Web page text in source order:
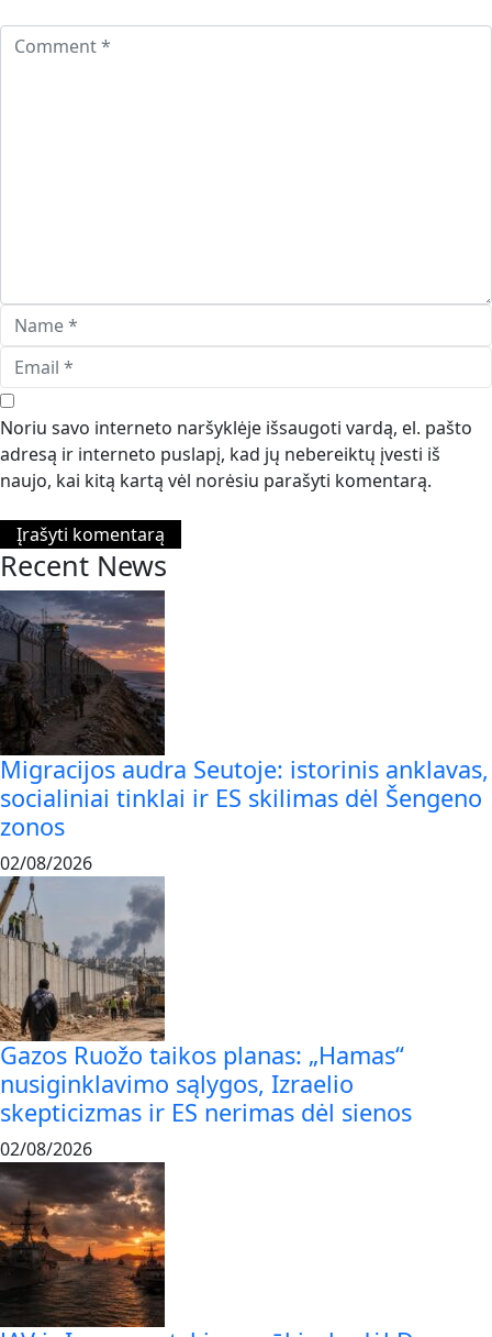
Noriu savo interneto naršyklėje išsaugoti vardą, el. pašto
adresą ir interneto puslapį, kad jų nebereiktų įvesti iš
naujo, kai kitą kartą vėl norėsiu parašyti komentarą.
Recent News
Migracijos audra Seutoje: istorinis anklavas,
socialiniai tinklai ir ES skilimas dėl Šengeno
zonos
02/08/2026
Gazos Ruožo taikos planas: „Hamas“
nusiginklavimo sąlygos, Izraelio
skepticizmas ir ES nerimas dėl sienos
02/08/2026